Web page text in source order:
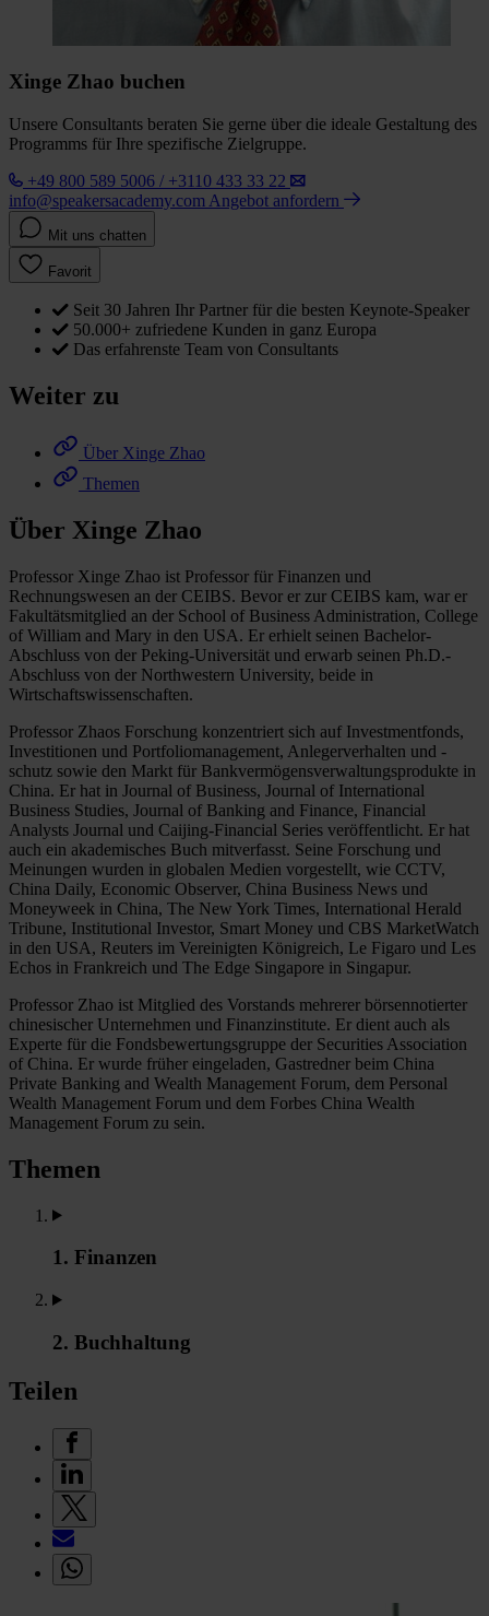
Xinge Zhao buchen
Unsere Consultants beraten Sie gerne über die ideale Gestaltung des
Programms für Ihre spezifische Zielgruppe.
+49 800 589 5006 / +3110 433 33 22
info@speakersacademy.com Angebot anfordern
Mit uns chatten
Favorit
Seit 30 Jahren Ihr Partner für die besten Keynote-Speaker
50.000+ zufriedene Kunden in ganz Europa
Das erfahrenste Team von Consultants
Weiter zu
Über Xinge Zhao
Themen
Über Xinge Zhao
Professor Xinge Zhao ist Professor für Finanzen und
Rechnungswesen an der CEIBS. Bevor er zur CEIBS kam, war er
Fakultätsmitglied an der School of Business Administration, College
of William and Mary in den USA. Er erhielt seinen Bachelor-
Abschluss von der Peking-Universität und erwarb seinen Ph.D.-
Abschluss von der Northwestern University, beide in
Wirtschaftswissenschaften.
Professor Zhaos Forschung konzentriert sich auf Investmentfonds,
Investitionen und Portfoliomanagement, Anlegerverhalten und -
schutz sowie den Markt für Bankvermögensverwaltungsprodukte in
China. Er hat in Journal of Business, Journal of International
Business Studies, Journal of Banking and Finance, Financial
Analysts Journal und Caijing-Financial Series veröffentlicht. Er hat
auch ein akademisches Buch mitverfasst. Seine Forschung und
Meinungen wurden in globalen Medien vorgestellt, wie CCTV,
China Daily, Economic Observer, China Business News und
Moneyweek in China, The New York Times, International Herald
Tribune, Institutional Investor, Smart Money und CBS MarketWatch
in den USA, Reuters im Vereinigten Königreich, Le Figaro und Les
Echos in Frankreich und The Edge Singapore in Singapur.
Professor Zhao ist Mitglied des Vorstands mehrerer börsennotierter
chinesischer Unternehmen und Finanzinstitute. Er dient auch als
Experte für die Fondsbewertungsgruppe der Securities Association
of China. Er wurde früher eingeladen, Gastredner beim China
Private Banking and Wealth Management Forum, dem Personal
Wealth Management Forum und dem Forbes China Wealth
Management Forum zu sein.
Themen
1. Finanzen
2. Buchhaltung
Teilen